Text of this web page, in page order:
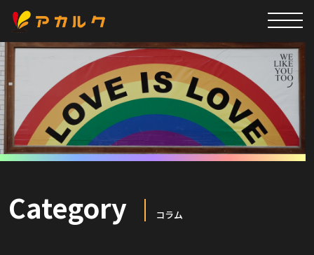
Category コラム